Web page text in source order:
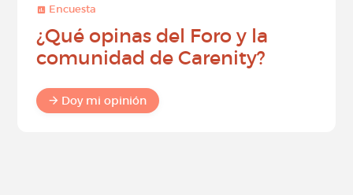
Encuesta
¿Qué opinas del Foro y la
comunidad de Carenity?
Doy mi opinión